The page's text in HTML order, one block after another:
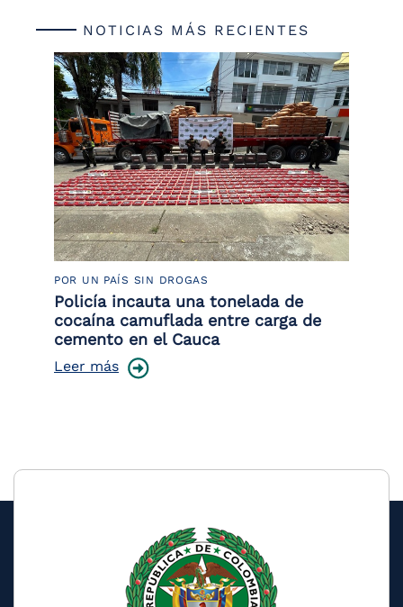
NOTICIAS MÁS RECIENTES
POR UN PAÍS SIN DROGAS
Policía incauta una tonelada de
cocaína camuflada entre carga de
cemento en el Cauca
Leer más